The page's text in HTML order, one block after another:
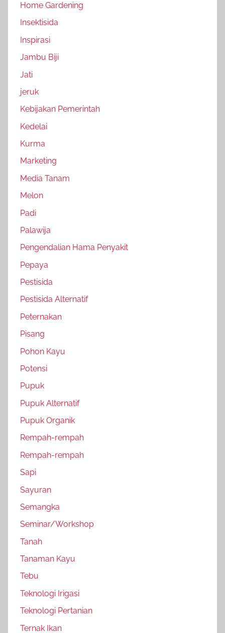
Home Gardening
Insektisida
Inspirasi
Jambu Biji
Jati
jeruk
Kebijakan Pemerintah
Kedelai
Kurma
Marketing
Media Tanam
Melon
Padi
Palawija
Pengendalian Hama Penyakit
Pepaya
Pestisida
Pestisida Alternatif
Peternakan
Pisang
Pohon Kayu
Potensi
Pupuk
Pupuk Alternatif
Pupuk Organik
Rempah-rempah
Rempah-rempah
Sapi
Sayuran
Semangka
Seminar/Workshop
Tanah
Tanaman Kayu
Tebu
Teknologi Irigasi
Teknologi Pertanian
Ternak Ikan